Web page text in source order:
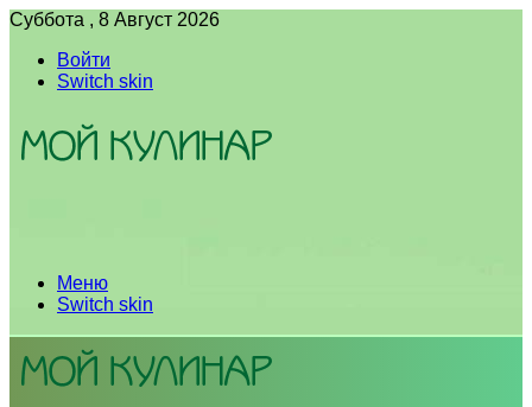
Суббота , 8 Август 2026
Войти
Switch skin
Меню
Switch skin